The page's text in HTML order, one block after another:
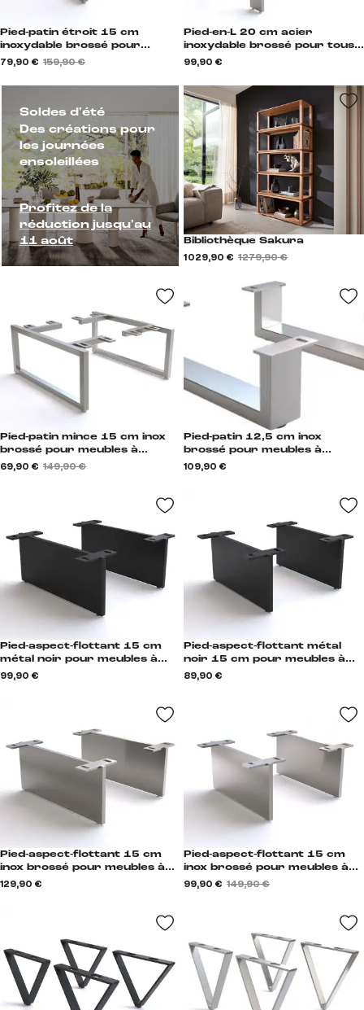
Soldes d'été
Des créations pour
les journées
ensoleillées
Profitez de la
réduction jusqu'au
11 août
Pied-patin étroit 15 cm
inoxydable brossé pour
meubles à caisson de
2) Kufe
79,90 € 159,90 €
Pied-en-L 20 cm acier
inoxydable brossé pour tous
types de meubles (set de 4) L-
99,90 €
Bibliothèque Sakura
1 029,90 € 1 279,90 €
Pied-patin mince 15 cm inox
brossé pour meubles à
caisson de profondeur 35 cm
69,90 € 149,90 €
Pied-patin 12,5 cm inox
brossé pour meubles à
caisson de profondeur 45 cm
109,90 €
Pied-aspect-flottant 15 cm
métal noir pour meubles à
caisson de profondeur 40 cm
99,90 €
Pied-aspect-flottant métal
noir 15 cm pour meubles à
caisson de profondeur 35 cm
89,90 €
Pied-aspect-flottant 15 cm
inox brossé pour meubles à
caisson de profondeur 40 cm
129,90 €
Pied-aspect-flottant 15 cm
inox brossé pour meubles à
caisson de profondeur 35 cm
99,90 € 149,90 €